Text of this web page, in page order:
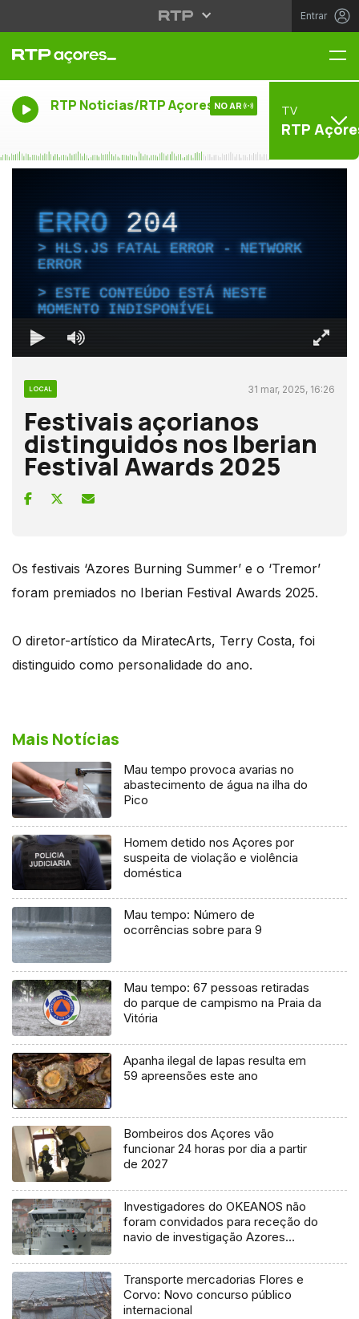
Entrar
RTP Noticias/RTP Açores NO AR TV
RTP
ERRO204
HLS.JS FATAL ERROR - NETWORK
ERROR
ESTE CONTEÚDO ESTÁ NESTE
MOMENTO INDISPONÍVEL
LOCAL 31 mar, 2025, 16:26
Festivais açorianos
distinguidos nos Iberian
Festival Awards 2025
Os festivais ‘Azores Burning Summer’ e o ‘Tremor’
foram premiados no Iberian Festival Awards 2025.
O diretor-artístico da MiratecArts, Terry Costa, foi
distinguido como personalidade do ano.
Mais Notícias
Mau tempo provoca avarias no
abastecimento de água na ilha do
Pico
Homem detido nos Açores por
suspeita de violação e violência
doméstica
Mau tempo: Número de
ocorrências sobre para 9
Mau tempo: 67 pessoas retiradas
do parque de campismo na Praia da
Vitória
Apanha ilegal de lapas resulta em
59 apreensões este ano
Bombeiros dos Açores vão
funcionar 24 horas por dia a partir
de 2027
Investigadores do OKEANOS não
foram convidados para receção do
navio de investigação Azores
Transporte mercadorias Flores e
Corvo: Novo concurso público
internacional